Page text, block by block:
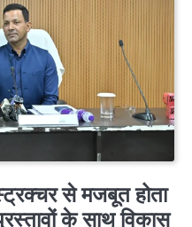
से मजबूत होता
के साथ विकास